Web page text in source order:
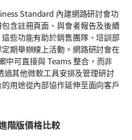
Standard 內建網路研討會功
含註冊頁面、與會者報告及後續
些功能有助於銷售團隊、培訓部
期舉辦線上活動。網路研討會在
中可直接與 Teams 整合，而非
過其他微軟工具安排及管理研討
用途從內部協作延伸至面向客戶
階版價格比較